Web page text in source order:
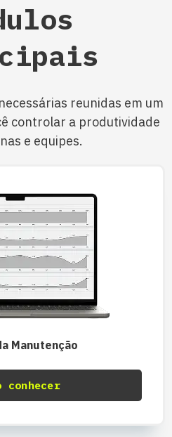
reunidas em um
controlar a produtividade
e equipes.
Manutenção
conhecer